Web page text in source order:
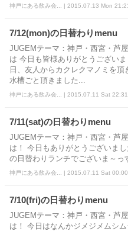
神戸にある飲み会... | 2015.07.13 Mon
7/12(mon)の日替わりmenu
JUGEMテーマ：神戸・西宮・芦
は 今日も皆様ありがとうござい
日、友人からカクレクマノミを頂
水槽ごと頂きました...
神戸にある飲み会... | 2015.07.11 Sat 22:31
7/11(sat)の日替わりmenu
JUGEMテーマ：神戸・西宮・芦
は！ 今日もありがとうございま
の日替わりランチでございま～っ
神戸にある飲み会... | 2015.07.11 Sat 00:00
7/10(fri)の日替わりmenu
JUGEMテーマ：神戸・西宮・芦
は！ 今日はなんかジメジメムシ